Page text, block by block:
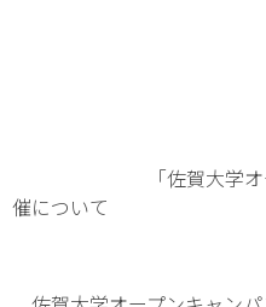
「佐賀大学オープ
催について